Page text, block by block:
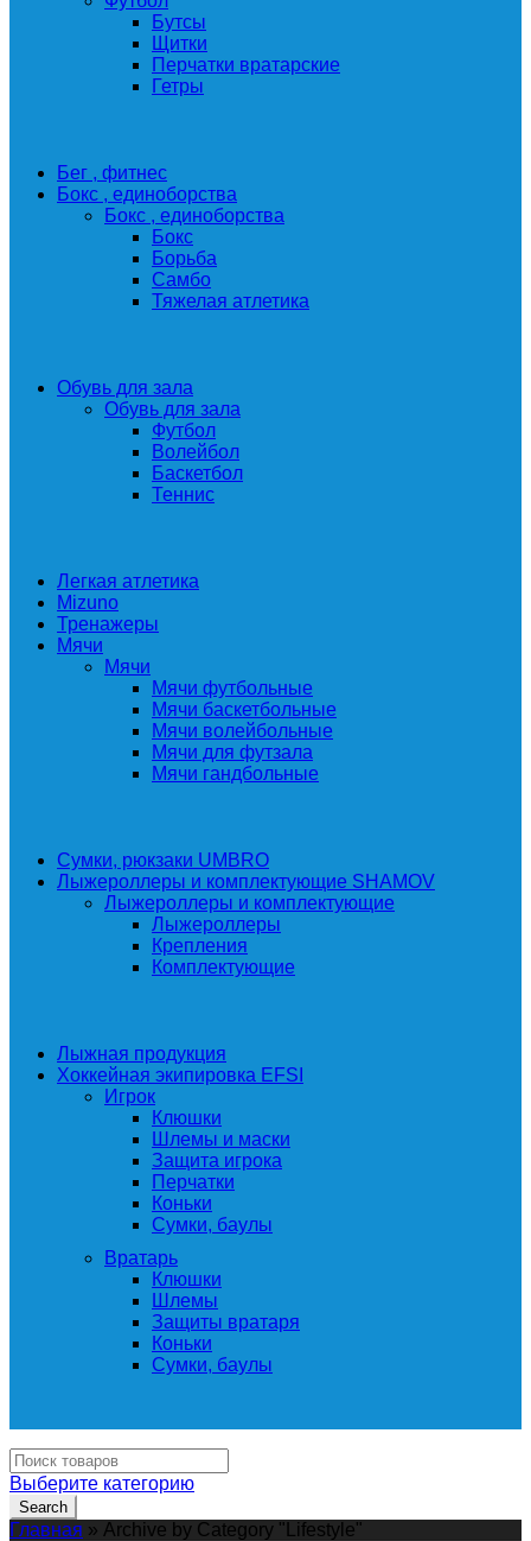
Бутсы
Щитки
Перчатки вратарские
Гетры
Бег , фитнес
Бокс , единоборства
Бокс , единоборства
Бокс
Борьба
Самбо
Тяжелая атлетика
Обувь для зала
Обувь для зала
Футбол
Волейбол
Баскетбол
Теннис
Легкая атлетика
Mizuno
Тренажеры
Мячи
Мячи
Мячи футбольные
Мячи баскетбольные
Мячи волейбольные
Мячи для футзала
Мячи гандбольные
Сумки, рюкзаки UMBRO
Лыжероллеры и комплектующие SHAMOV
Лыжероллеры и комплектующие
Лыжероллеры
Крепления
Комплектующие
Лыжная продукция
Хоккейная экипировка EFSI
Игрок
Клюшки
Шлемы и маски
Защита игрока
Перчатки
Коньки
Сумки, баулы
Вратарь
Клюшки
Шлемы
Защиты вратаря
Коньки
Сумки, баулы
Выберите категорию
Search
Главная » Archive by Category "Lifestyle"